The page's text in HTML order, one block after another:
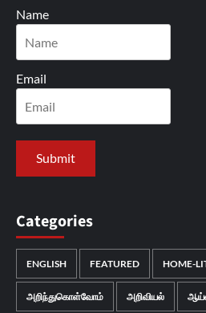
Name
Email
Categories
ENGLISH FEATURED HOME-
அறிந்துகொள்வோம் அறிவியல்